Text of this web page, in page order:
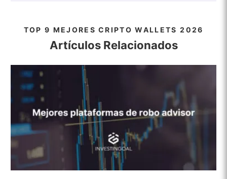
TOP 9 MEJORES CRIPTO WALLETS 2026
Artículos Relacionados